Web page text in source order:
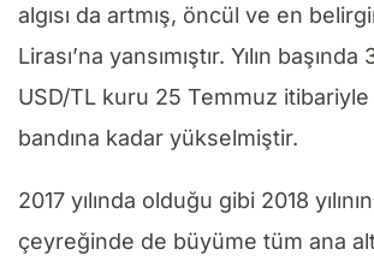
algısı da artmış, öncül ve en
Lirası’na yansımıştır. Yılın
USD/TL kuru 25 Temmuz
bandına kadar yükselmiştir.
2017 yılında olduğu gibi 2018
çeyreğinde de büyüme tüm ana